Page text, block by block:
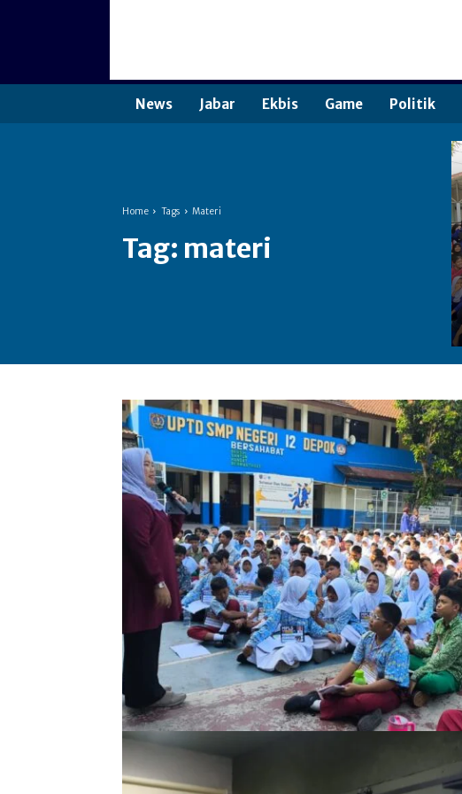
News Jabar Ekbis Game Politik
Home Tags Materi
Tag: materi